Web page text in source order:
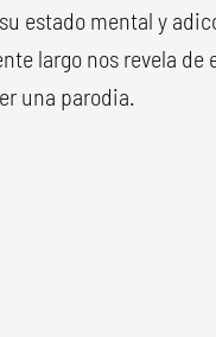
estado mental y
largo nos revela de
una parodia.